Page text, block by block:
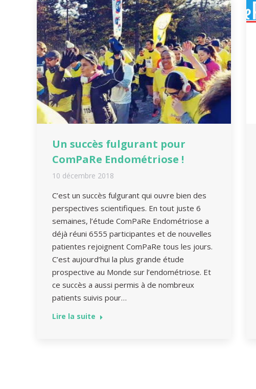
Un succès fulgurant pour
ComPaRe Endométriose !
10 décembre 2018
C’est un succès fulgurant qui ouvre bien des
perspectives scientifiques. En tout juste 6
semaines, l’étude ComPaRe Endométriose a
déjà réuni 6555 participantes et de nouvelles
patientes rejoignent ComPaRe tous les jours.
C’est aujourd’hui la plus grande étude
prospective au Monde sur l’endométriose. Et
ce succès a aussi permis à de nombreux
patients suivis pour…
Lire la suite